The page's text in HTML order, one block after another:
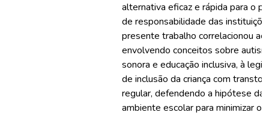
alternativa eficaz e rápida para o
de responsabilidade das
presente trabalho correlacionou
envolvendo conceitos sobre
sonora e educação inclusiva, à
de inclusão da criança com
regular, defendendo a hipótese
ambiente escolar para minimizar